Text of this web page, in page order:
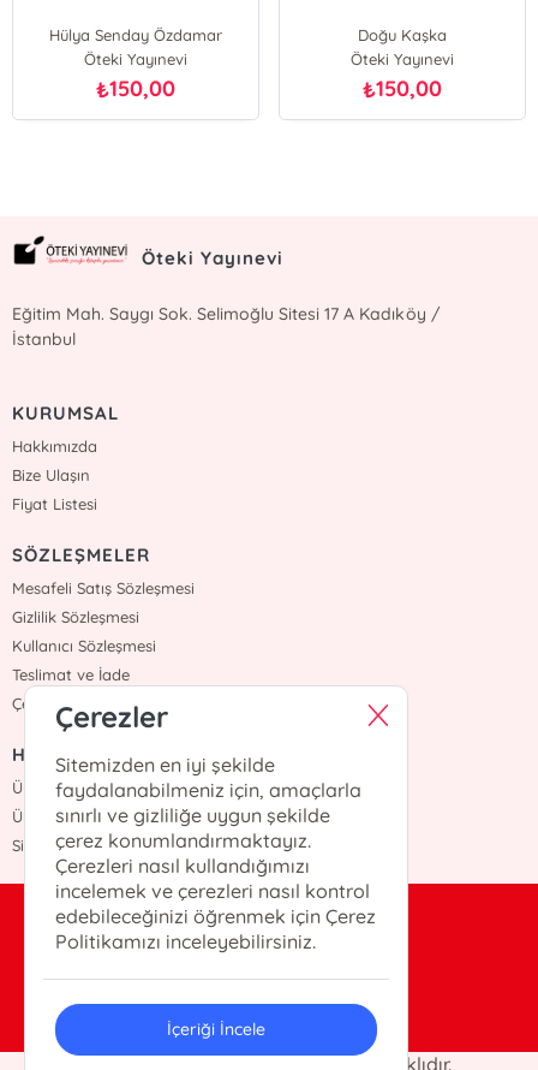
Hülya Senday Özdamar
Öteki Yayınevi
₺150,00
Doğu Kaşka
Öteki Yayınevi
₺150,00
Öteki Yayınevi
Eğitim Mah. Saygı Sok. Selimoğlu Sitesi 17 A Kadıköy /
İstanbul
KURUMSAL
Hakkımızda
Bize Ulaşın
Fiyat Listesi
SÖZLEŞMELER
Mesafeli Satış Sözleşmesi
Gizlilik Sözleşmesi
Kullanıcı Sözleşmesi
Teslimat ve İade
Çerez Politikasi
HIZLI ERİŞİM
Üye Ol
Üye Giriş
Sipariş Takip
bilgi@otekiyayinevi.com
0(216)-405-25-22
© 2026 Öteki Yayınevi. Her hakkı saklıdır.
Çerezler
Sitemizden en iyi şekilde
faydalanabilmeniz için, amaçlarla
sınırlı ve gizliliğe uygun şekilde
çerez konumlandırmaktayız.
Çerezleri nasıl kullandığımızı
incelemek ve çerezleri nasıl kontrol
edebileceğinizi öğrenmek için Çerez
Politikamızı inceleyebilirsiniz.
İçeriği İncele